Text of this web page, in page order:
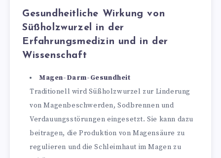
Gesundheitliche Wirkung von
Süßholzwurzel in der
Erfahrungsmedizin und in der
Wissenschaft
Magen-Darm-Gesundheit
Traditionell wird Süßholzwurzel zur Linderung
von Magenbeschwerden, Sodbrennen und
Verdauungsstörungen eingesetzt. Sie kann dazu
beitragen, die Produktion von Magensäure zu
regulieren und die Schleimhaut im Magen zu